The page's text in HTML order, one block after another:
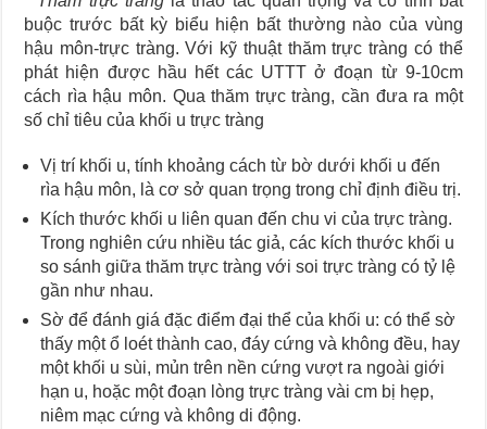
buộc trước bất kỳ biểu hiện bất thường nào của vùng
hậu môn-trực tràng. Với kỹ thuật thăm trực tràng có thể
phát hiện được hầu hết các UTTT ở đoạn từ 9-10cm
cách rìa hậu môn. Qua thăm trực tràng, cần đưa ra một
số chỉ tiêu của khối u trực tràng
Vị trí khối u, tính khoảng cách từ bờ dưới khối u đến
rìa hậu môn, là cơ sở quan trọng trong chỉ định điều trị.
Kích thước khối u liên quan đến chu vi của trực tràng.
Trong nghiên cứu nhiều tác giả, các kích thước khối u
so sánh giữa thăm trực tràng với soi trực tràng có tỷ lệ
gần như nhau.
Sờ để đánh giá đặc điểm đại thể của khối u: có thể sờ
thấy một ổ loét thành cao, đáy cứng và không đều, hay
một khối u sùi, mủn trên nền cứng vượt ra ngoài giới
hạn u, hoặc một đoạn lòng trực tràng vài cm bị hẹp,
niêm mạc cứng và không di động.